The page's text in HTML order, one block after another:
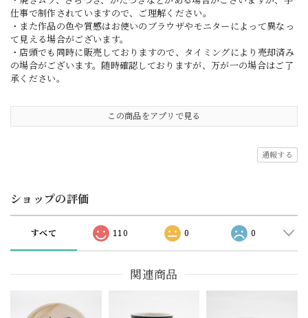
仕事で制作されていますので、ご理解ください。
・また作品の色や質感はお使いのブラウザやモニターによって異なっ
て見える場合がございます。
・店頭でも同時に販売しておりますので、タイミングにより売却済み
の場合がございます。随時確認しておりますが、万が一の場合はご了
承ください。
この商品をアプリで見る
通報する
ショップの評価
すべて 110 0 0
関連商品